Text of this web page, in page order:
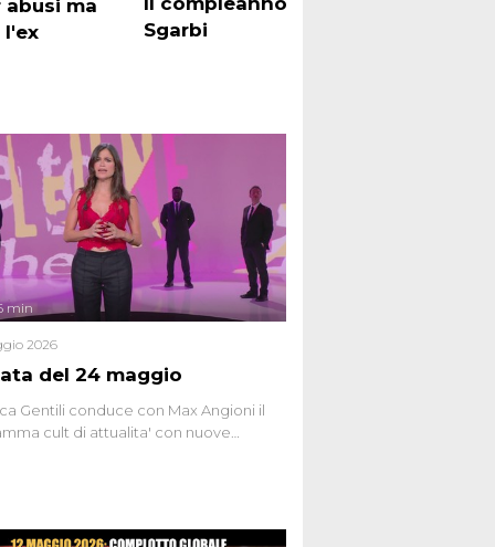
ma
l'ex
Sgarbi
del 24 maggio
min
2026
Gentili conduce con Max Angioni il
cult di attualita' con nuove